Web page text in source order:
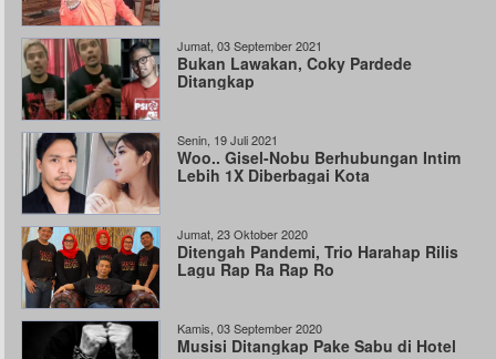
Jumat, 03 September 2021
Bukan Lawakan, Coky Pardede
Ditangkap
Senin, 19 Juli 2021
Woo.. Gisel-Nobu Berhubungan Intim
Lebih 1X Diberbagai Kota
Jumat, 23 Oktober 2020
Ditengah Pandemi, Trio Harahap Rilis
Lagu Rap Ra Rap Ro
Kamis, 03 September 2020
Musisi Ditangkap Pake Sabu di Hotel